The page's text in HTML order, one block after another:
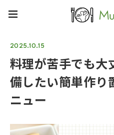
2025.10.15
料理が苦手でも大
備したい簡単作り
ニュー